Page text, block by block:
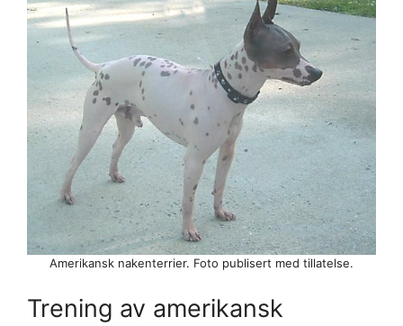
Amerikansk nakenterrier. Foto publisert med tillatelse.
Trening av amerikansk